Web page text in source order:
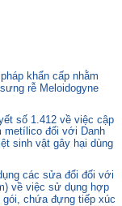
khẩn cấp nhằm
rễ Meloidogyne
số 1.412 về việc cập
metílico đối với Danh
sinh vật gây hại dùng
các sửa đổi đối với
về việc sử dụng hợp
gói, chứa đựng tiếp xúc